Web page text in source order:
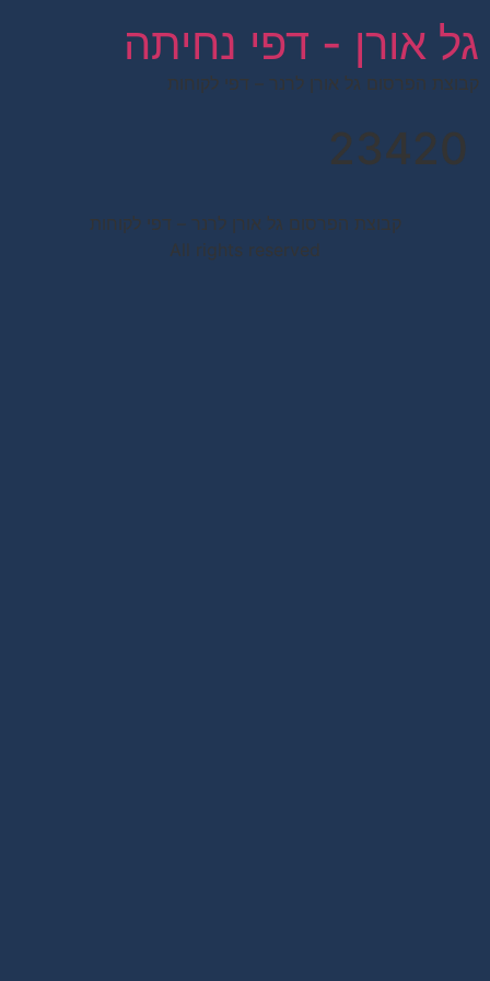
גל אורן - דפי נחיתה
קבוצת הפרסום גל אורן לרנר – דפי לקוחות
23420
קבוצת הפרסום גל אורן לרנר – דפי לקוחות
All rights reserved